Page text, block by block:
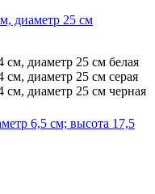
диаметр 25 см
белая
серая
черная